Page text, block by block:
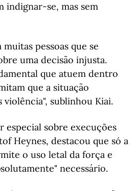
indignar-se, mas sem
pessoas que se
uma decisão injusta.
que atuem dentro
que a situação
violência", sublinhou Kiai.
especial sobre execuções
Heynes, destacou que só a
o uso letal da força e
necessário.